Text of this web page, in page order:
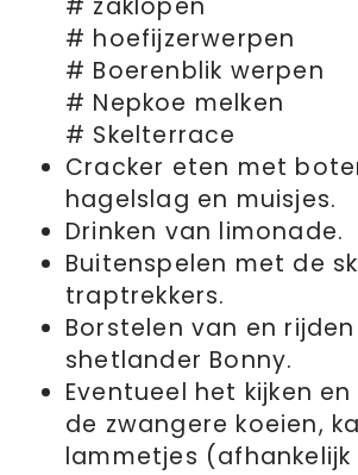
# zaklopen
# hoefijzerwerpen
# Boerenblik werpen
# Nepkoe melken
# Skelterrace
Cracker eten met
hagelslag en muisjes.
Drinken van limonade.
Buitenspelen met de
traptrekkers.
Borstelen van en
shetlander Bonny.
Eventueel het kijken
de zwangere koeien,
lammetjes